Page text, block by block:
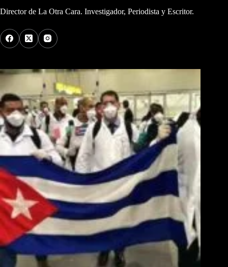
Director de La Otra Cara. Investigador, Periodista y Escritor.